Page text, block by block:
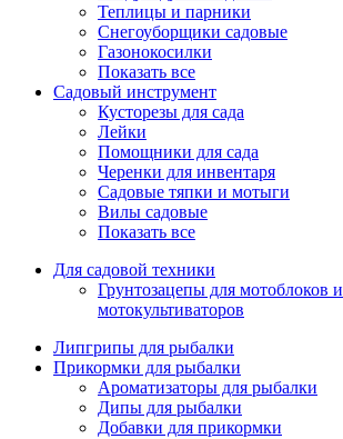
Теплицы и парники
Снегоуборщики садовые
Газонокосилки
Показать все
Садовый инструмент
Кусторезы для сада
Лейки
Помощники для сада
Черенки для инвентаря
Садовые тяпки и мотыги
Вилы садовые
Показать все
Для садовой техники
Грунтозацепы для мотоблоков и
мотокультиваторов
Липгрипы для рыбалки
Прикормки для рыбалки
Ароматизаторы для рыбалки
Дипы для рыбалки
Добавки для прикормки